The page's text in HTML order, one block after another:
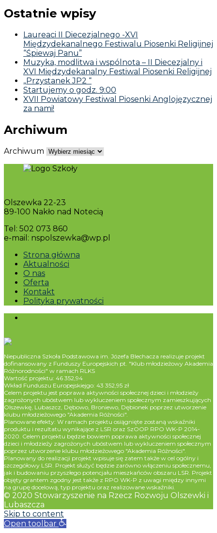
Ostatnie wpisy
Laureaci II Diecezjalnego -XVI
Międzydekanalnego Festiwalu Piosenki Religijnej
“Śpiewaj Panu”
Muzyka, modlitwa i wspólnota – II Diecezjalny i
XVI Międzydekanalny Festiwal Piosenki Religijnej
„Przystanek JP2 “
Startujemy o godz. 9:00
XVII Powiatowy Festiwal Piosenki Anglojęzycznej
za nami!
Archiwum
Archiwum
Olszewka 22-23
89-100 Nakło nad Notecią
Tel: 502 073 860
e-mail: nspolszewka@wp.pl
Strona główna
Aktualności
O nas
Oferta
Kontakt
Polityka prywatności
Niepubliczna Szkoła Podstawowa im. Józefa Blechacza realizuje projekt
dofinansowany z Funduszy Europejskich pt. "Klub młodzieżowy Akademia
Różnorodności" w ramach RLKS
Wartość projektu: 46 352,94
Wkład Funduszu Europejskiejgo: 43 352,95 zł
Celem projektu jest poprawa aktywności społecznej dzieci i młodzieży
zagrożonych ubóstwem lub wykluczeniem społecznym zamieszkujących
Olszewkę, Lubaszcz, Dębowo, Broniewo, Dębionek poprzez utworzenie
klubu młodzieżowego "Akademia Różności".
Planowane efekty: W ramach projektu osiągnięte zostaną wskaźniki
produktu i rezultatu wynikające z LSR oraz SzOOP RPO WK-P 2014-
2020. Celem projektu będzie bowiem poprawa aktywności społecznej
dzieci i młodzieży zagrożonych ubóstwem lub wykluczeniem społecznym
poprzez utworzenie klubu młodzieżowego "Akademia Różności".
Planowany do realizacji projekt wpisuje się zatem także w cel ogólny i
szczegółowy LSR. Projekt służyć będzie zarówno włączeniu społecznemu,
jak i budowaniu przyszłego potencjału mieszkańców obszaru LSR. Projekt
objęty grantem zgodny jest także z RPO WK-P z uwagi między innymi
na grupę docelową, typ projektu oraz realizowane wskaźniki.
© 2020 Stowarzyszenie na Rzecz Rozwoju Olszewki i
Lubaszcza
Skip to content
Open toolbar